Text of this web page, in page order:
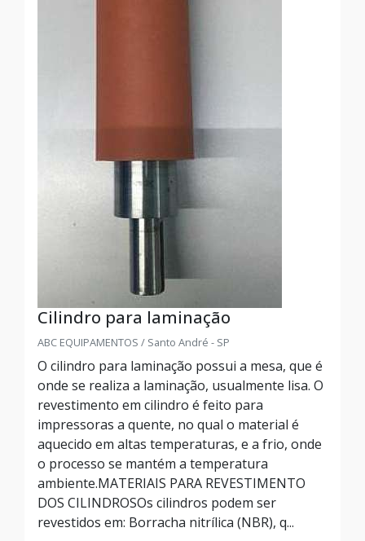
Cilindro para laminação
ABC EQUIPAMENTOS / Santo André - SP
O cilindro para laminação possui a mesa, que é
onde se realiza a laminação, usualmente lisa. O
revestimento em cilindro é feito para
impressoras a quente, no qual o material é
aquecido em altas temperaturas, e a frio, onde
o processo se mantém a temperatura
ambiente.MATERIAIS PARA REVESTIMENTO
DOS CILINDROSOs cilindros podem ser
revestidos em: Borracha nitrílica (NBR), q...